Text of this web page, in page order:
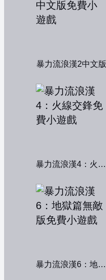
暴力流浪漢2中文版
暴力流浪漢4：火線交鋒
暴力流浪漢6：地獄篇無敵版